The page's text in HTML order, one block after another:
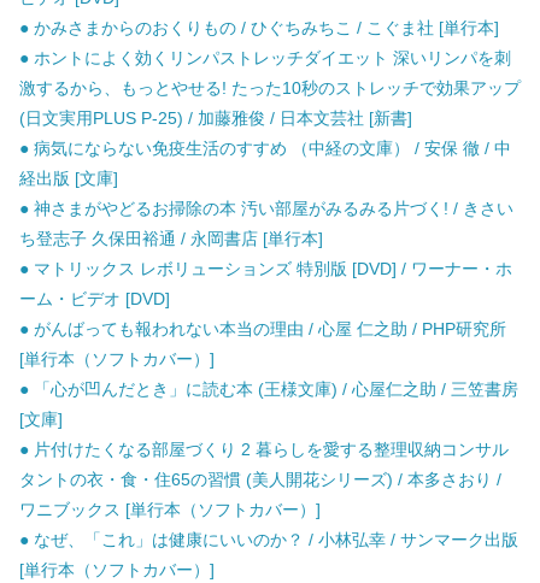
● かみさまからのおくりもの / ひぐちみちこ / こぐま社 [単行本]
● ホントによく効くリンパストレッチダイエット 深いリンパを刺
激するから、もっとやせる! たった10秒のストレッチで効果アップ
(日文実用PLUS P-25) / 加藤雅俊 / 日本文芸社 [新書]
● 病気にならない免疫生活のすすめ （中経の文庫） / 安保 徹 / 中
経出版 [文庫]
● 神さまがやどるお掃除の本 汚い部屋がみるみる片づく! / きさい
ち登志子 久保田裕通 / 永岡書店 [単行本]
● マトリックス レボリューションズ 特別版 [DVD] / ワーナー・ホ
ーム・ビデオ [DVD]
● がんばっても報われない本当の理由 / 心屋 仁之助 / PHP研究所
[単行本（ソフトカバー）]
● 「心が凹んだとき」に読む本 (王様文庫) / 心屋仁之助 / 三笠書房
[文庫]
● 片付けたくなる部屋づくり 2 暮らしを愛する整理収納コンサル
タントの衣・食・住65の習慣 (美人開花シリーズ) / 本多さおり /
ワニブックス [単行本（ソフトカバー）]
● なぜ、「これ」は健康にいいのか？ / 小林弘幸 / サンマーク出版
[単行本（ソフトカバー）]